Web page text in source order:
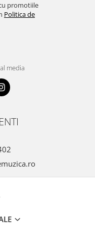
promotiile
Politica de
media